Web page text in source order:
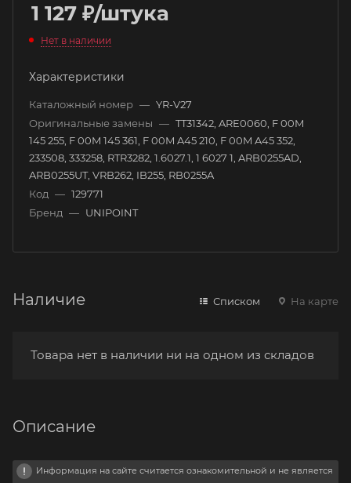
1 127 ₽/штука
Нет в наличии
Характеристики
Каталожный номер — YR-V27
Оригинальные замены — TT31342, ARE0060, F 00M
145 255, F 00M 145 361, F 00M A45 210, F 00M A45 352,
233508, 333258, RTR3282, 1.6027.1, 1 6027 1, ARB0255AD,
ARB0255UT, VRB262, IB255, RB0255A
Код — 129771
Бренд — UNIPOINT
Наличие Списком На карте
Товара нет в наличии ни на одном из складов
Описание
Информация на сайте считается ознакомительной и не является